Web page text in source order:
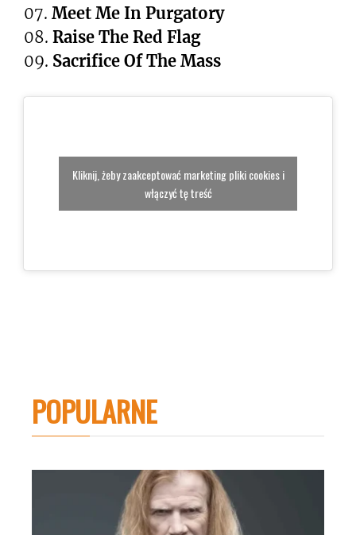
07. Meet Me In Purgatory
08. Raise The Red Flag
09. Sacrifice Of The Mass
Kliknij, żeby zaakceptować marketing pliki cookies i
włączyć tę treść
POPULARNE